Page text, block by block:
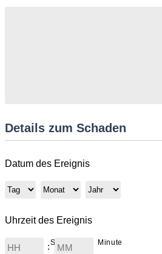
Details zum Schaden
Datum des Ereignis
Tag Monat Jahr
Uhrzeit des Ereignis
:Stunde Minute